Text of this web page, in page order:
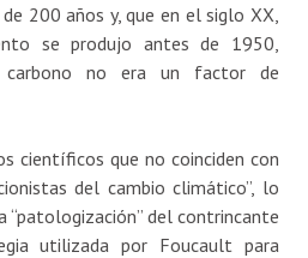
200 años y, que en el siglo XX,
se produjo antes de 1950,
no era un factor de
científicos que no coinciden con
del cambio climático”, lo
“patologización” del contrincante
utilizada por Foucault para